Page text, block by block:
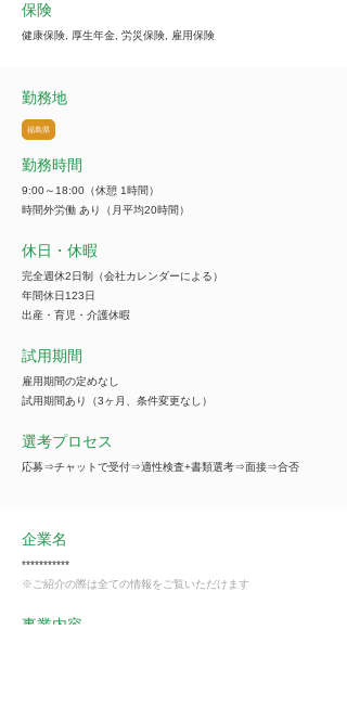
保険
健康保険, 厚生年金, 労災保険, 雇用保険
勤務地
福島県
勤務時間
9:00～18:00（休憩 1時間）
時間外労働 あり（月平均20時間）
休日・休暇
完全週休2日制（会社カレンダーによる）
年間休日123日
出産・育児・介護休暇
試用期間
雇用期間の定めなし
試用期間あり（3ヶ月、条件変更なし）
選考プロセス
応募⇒チャットで受付⇒適性検査+書類選考⇒面接⇒合否
企業名
***********
※ご紹介の際は全ての情報をご覧いただけます
事業内容